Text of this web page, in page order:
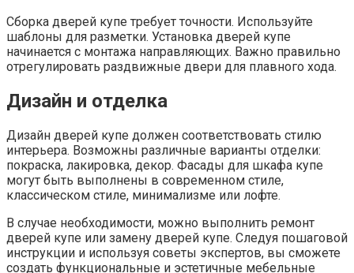
Сборка дверей купе требует точности. Используйте
шаблоны для разметки. Установка дверей купе
начинается с монтажа направляющих. Важно правильно
отрегулировать раздвижные двери для плавного хода.
Дизайн и отделка
Дизайн дверей купе должен соответствовать стилю
интерьера. Возможны различные варианты отделки:
покраска, лакировка, декор. Фасады для шкафа купе
могут быть выполнены в современном стиле,
классическом стиле, минимализме или лофте.
В случае необходимости, можно выполнить ремонт
дверей купе или замену дверей купе. Следуя пошаговой
инструкции и используя советы экспертов, вы сможете
создать функциональные и эстетичные мебельные